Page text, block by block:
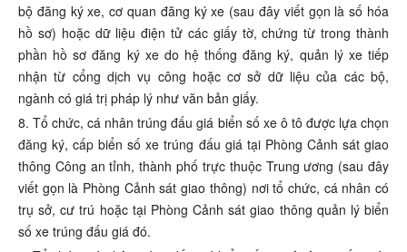
bộ đăng ký xe, cơ quan đăng ký xe (sau đây viết gọn là số hóa
hồ sơ) hoặc dữ liệu điện tử các giấy tờ, chứng từ trong thành
phần hồ sơ đăng ký xe do hệ thống đăng ký, quản lý xe tiếp
nhận từ cổng dịch vụ công hoặc cơ sở dữ liệu của các bộ,
ngành có giá trị pháp lý như văn bản giấy.
8. Tổ chức, cá nhân trúng đấu giá biển số xe ô tô được lựa chọn
đăng ký, cấp biển số xe trúng đấu giá tại Phòng Cảnh sát giao
thông Công an tỉnh, thành phố trực thuộc Trung ương (sau đây
viết gọn là Phòng Cảnh sát giao thông) nơi tổ chức, cá nhân có
trụ sở, cư trú hoặc tại Phòng Cảnh sát giao thông quản lý biển
số xe trúng đấu giá đó.